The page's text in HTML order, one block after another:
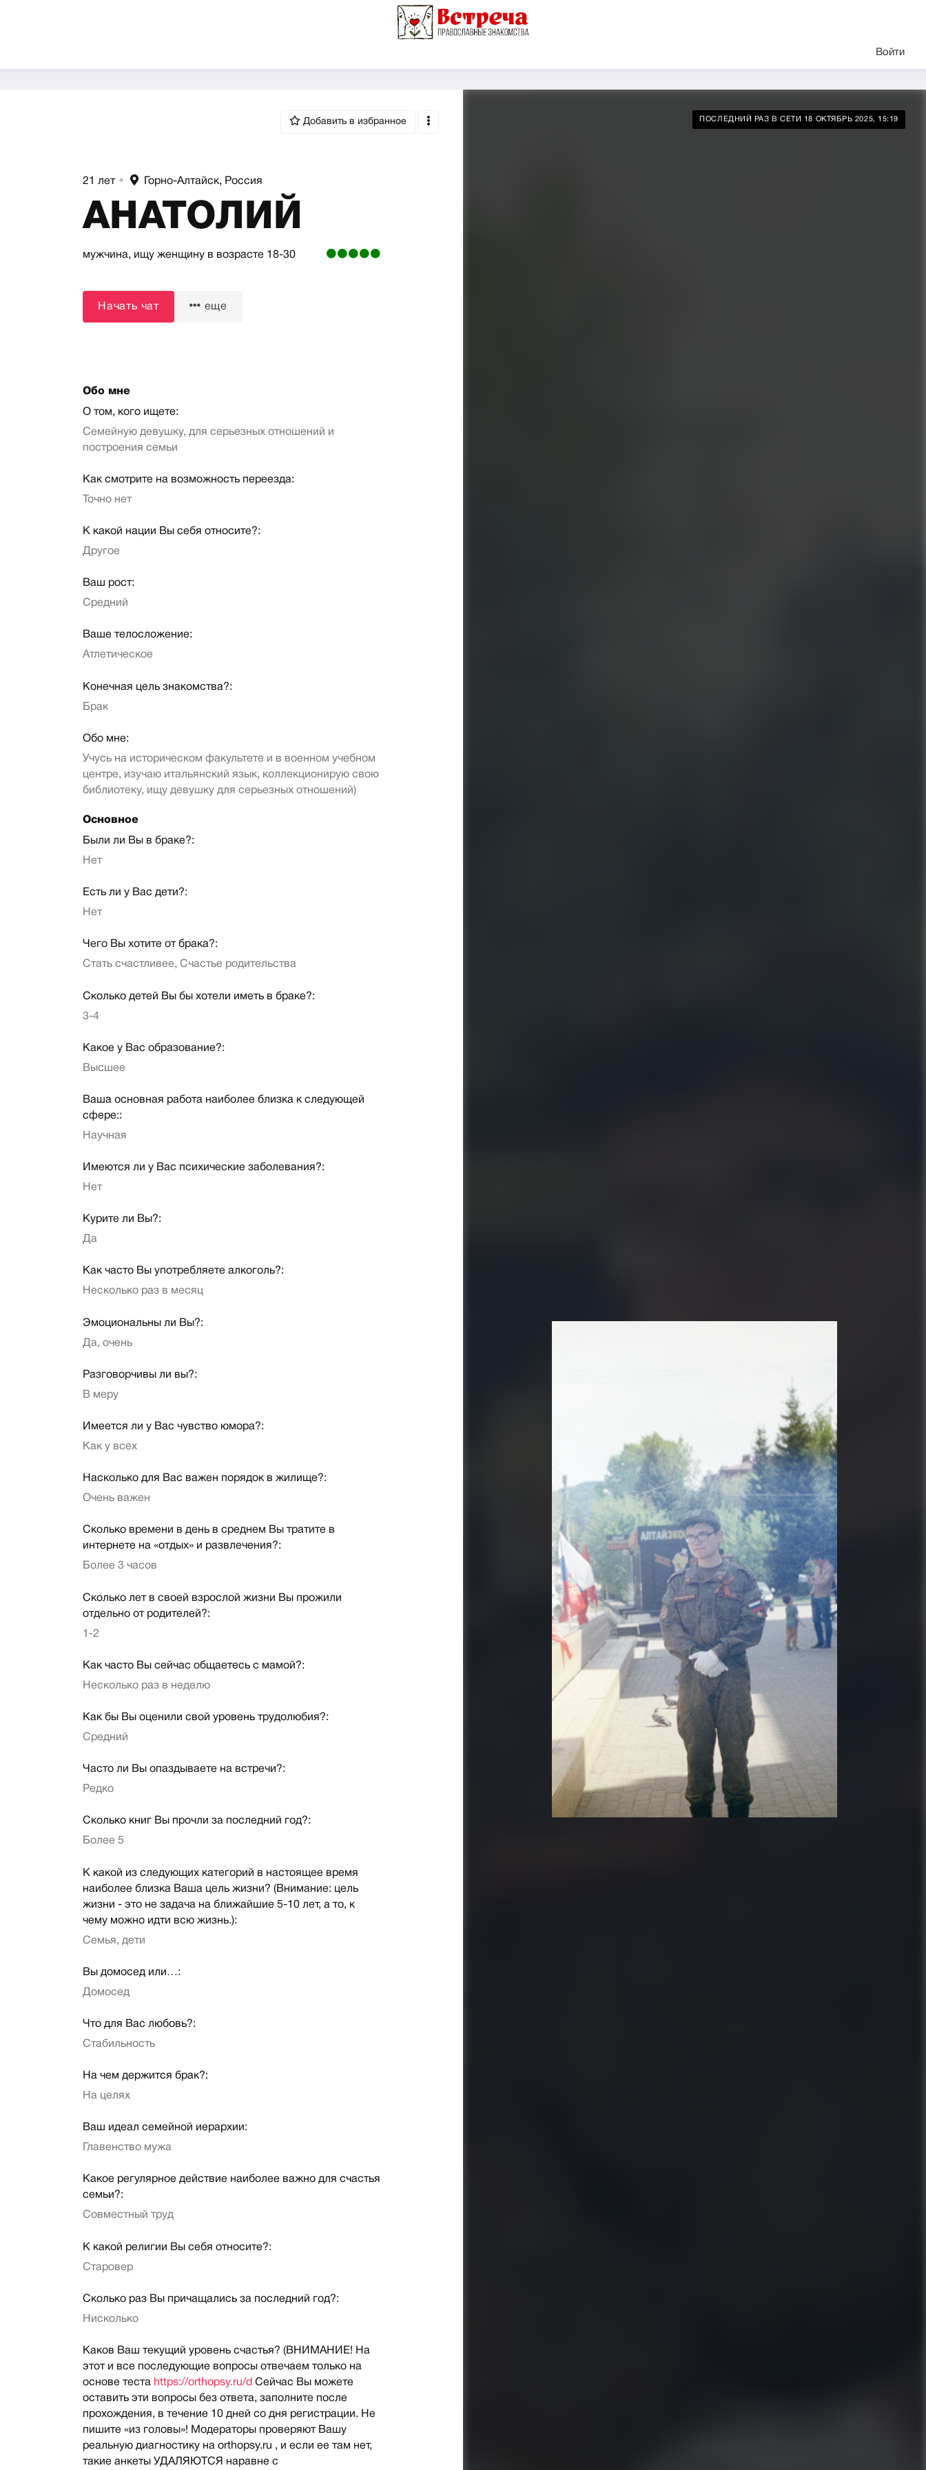
Войти
ПОСЛЕДНИЙ РАЗ В СЕТИ 18 ОКТЯБРЬ 2025, 15:19
Добавить в избранное
21 лет • Горно-Алтайск, Россия
АНАТОЛИЙ
мужчина, ищу женщину в возрасте 18-30
Начать чат еще
Обо мне
О том, кого ищете:
Семейную девушку, для серьезных отношений и
построения семьи
Как смотрите на возможность переезда:
Точно нет
К какой нации Вы себя относите?:
Другое
Ваш рост:
Средний
Ваше телосложение:
Атлетическое
Конечная цель знакомства?:
Брак
Обо мне:
Учусь на историческом факультете и в военном учебном
центре, изучаю итальянский язык, коллекционирую свою
библиотеку, ищу девушку для серьезных отношений)
Основное
Были ли Вы в браке?:
Нет
Есть ли у Вас дети?:
Нет
Чего Вы хотите от брака?:
Стать счастливее, Счастье родительства
Сколько детей Вы бы хотели иметь в браке?:
3-4
Какое у Вас образование?:
Высшее
Ваша основная работа наиболее близка к следующей
сфере::
Научная
Имеются ли у Вас психические заболевания?:
Нет
Курите ли Вы?:
Да
Как часто Вы употребляете алкоголь?:
Несколько раз в месяц
Эмоциональны ли Вы?:
Да, очень
Разговорчивы ли вы?:
В меру
Имеется ли у Вас чувство юмора?:
Как у всех
Насколько для Вас важен порядок в жилище?:
Очень важен
Сколько времени в день в среднем Вы тратите в
интернете на «отдых» и развлечения?:
Более 3 часов
Сколько лет в своей взрослой жизни Вы прожили
отдельно от родителей?:
1-2
Как часто Вы сейчас общаетесь с мамой?:
Несколько раз в неделю
Как бы Вы оценили свой уровень трудолюбия?:
Средний
Часто ли Вы опаздываете на встречи?:
Редко
Сколько книг Вы прочли за последний год?:
Более 5
К какой из следующих категорий в настоящее время
наиболее близка Ваша цель жизни? (Внимание: цель
жизни - это не задача на ближайшие 5-10 лет, а то, к
чему можно идти всю жизнь.):
Семья, дети
Вы домосед или…:
Домосед
Что для Вас любовь?:
Стабильность
На чем держится брак?:
На целях
Ваш идеал семейной иерархии:
Главенство мужа
Какое регулярное действие наиболее важно для счастья
семьи?:
Совместный труд
К какой религии Вы себя относите?:
Старовер
Сколько раз Вы причащались за последний год?:
Нисколько
Каков Ваш текущий уровень счастья? (ВНИМАНИЕ! На
этот и все последующие вопросы отвечаем только на
основе теста https://orthopsy.ru/d Сейчас Вы можете
оставить эти вопросы без ответа, заполните после
прохождения, в течение 10 дней со дня регистрации. Не
пишите «из головы»! Модераторы проверяют Вашу
реальную диагностику на orthopsy.ru , и если ее там нет,
такие анкеты УДАЛЯЮТСЯ наравне с